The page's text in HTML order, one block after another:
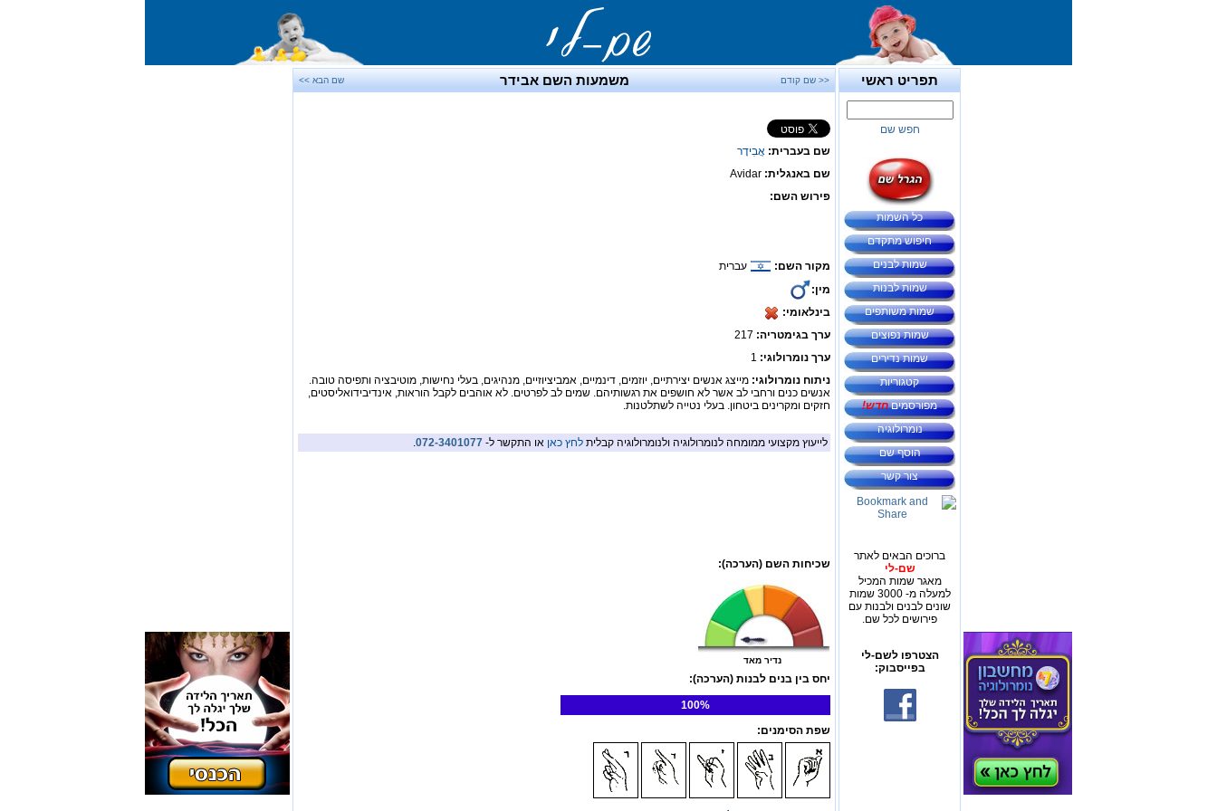
תפריט ראשי
חפש שם
כל השמות
חיפוש מתקדם
שמות לבנים
שמות לבנות
שמות משותפים
שמות נפוצים
שמות נדירים
קטגוריות
מפורסמיםחדש!
נומרולוגיה
הוסף שם
צור קשר
ברוכים הבאים לאתר
שם-לי
מאגר שמות המכיל
למעלה מ- 3000 שמות
שונים לבנים ולבנות עם
פירושים לכל שם.
הצטרפו לשם-לי
בפייסבוק:
<< שם קודם משמעות השם אבידר שם הבא >>
שם בעברית: אֲבִידָר
שם באנגלית: Avidar
פירוש השם:
מקור השם:
עברית
מין:
בינלאומי:
ערך בגימטריה:
ערך נומרולוגי: 1
ניתוח נומרולוגי: מייצג אנשים יצירתיים, יוזמים, דינמיים, אמביציוזיים, מנהיגים, בעלי נחישות, מוטיבציה ותפיסה טובה.
אנשים כנים ורחבי לב אשר לא חושפים את רגשותיהם. שמים לב לפרטים. לא אוהבים לקבל הוראות, אינדיבידואליסטים,
חזקים ומקרינים ביטחון. בעלי נטייה לשתלטנות.
לייעוץ מקצועי ממומחה לנומרולוגיה ולנומרולוגיה קבלית לחץ כאן או התקשר ל- 072-3401077
.
שכיחות השם (הערכה):
נדיר מאד
יחס בין בנים לבנות (הערכה):
100%
שפת הסימנים: